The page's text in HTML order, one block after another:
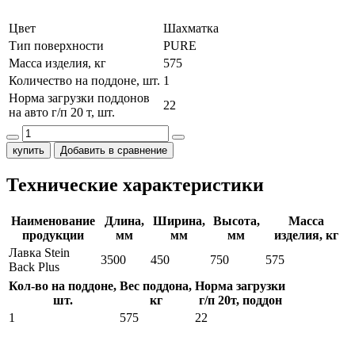
Цвет
Шахматка
Тип поверхности
PURE
Масса изделия, кг
575
Количество на поддоне, шт. 1
Норма загрузки поддонов
на авто г/п 20 т, шт.
22
купить Добавить в сравнение
Технические характеристики
Наименование
продукции
Длина,
мм
Ширина,
мм
Высота,
мм
Масса
изделия, кг
Лавка Stein
Back Plus
3500 450 750
575
Кол-во на поддоне,
шт.
Вес поддона,
кг
Норма загрузки
г/п 20т, поддон
1
575 22